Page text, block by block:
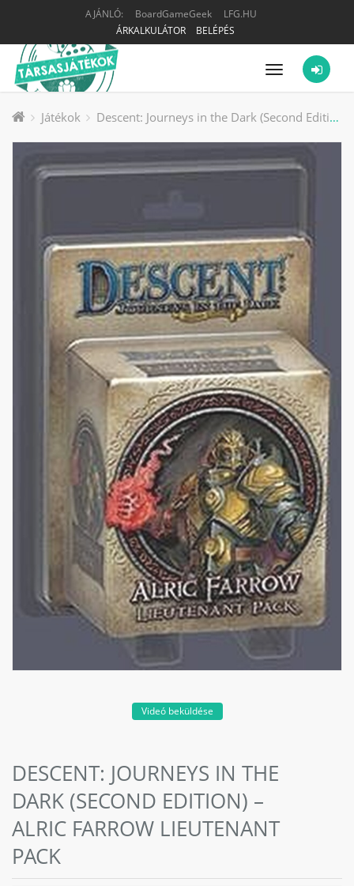
AJÁNLÓ: BoardGameGeek
LFG.HU
ÁRKALKULÁTOR
BELÉPÉS
Menü
Játékok Descent: Journeys in the Dark (Second Edition) – Alric Farrow Lieutenant Pack társasjáték kiegészítő
Videó beküldése
DESCENT: JOURNEYS IN THE
DARK (SECOND EDITION) –
ALRIC FARROW LIEUTENANT
PACK